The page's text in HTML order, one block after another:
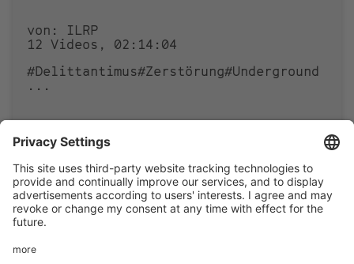
von: ILRP
12 Videos, 02:14:04
#Delittantimus#Zerstörung#Underground
...
0 0
Footer
menu
LEGAL NOTICE PRIVACY
IMAI PLAY CONDITIONS OF USE